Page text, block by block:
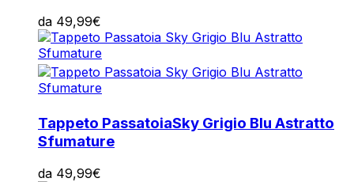
da 49,99€
Tappeto PassatoiaSky Grigio Blu Astratto
Sfumature
da 49,99€